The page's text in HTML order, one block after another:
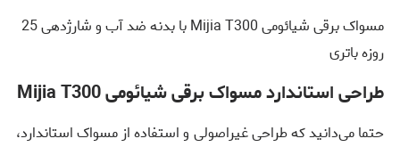
مسواک برقی شیائومی Mijia T300 با بدنه ضد آب و شارژدهی 25
روزه باتری
طراحی استاندارد مسواک برقی شیائومی Mijia T300
حتما می‌دانید که طراحی غیراصولی و استفاده از مسواک استاندارد،